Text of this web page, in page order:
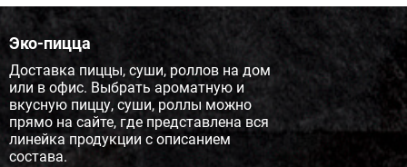
Эко-пицца
Доставка пиццы, суши, роллов на дом
или в офис. Выбрать ароматную и
вкусную пиццу, суши, роллы можно
прямо на сайте, где представлена вся
линейка продукции с описанием
состава.